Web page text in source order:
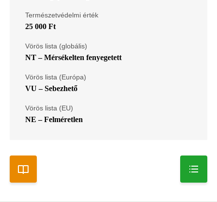
Természetvédelmi érték
25 000 Ft
Vörös lista (globális)
NT – Mérsékelten fenyegetett
Vörös lista (Európa)
VU – Sebezhető
Vörös lista (EU)
NE – Felméretlen